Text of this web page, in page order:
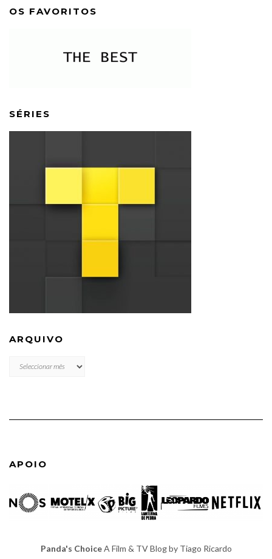
OS FAVORITOS
SÉRIES
ARQUIVO
ARQUIVO
APOIO
Panda's ChoiceA Film & TV Blog by Tiago Ricardo